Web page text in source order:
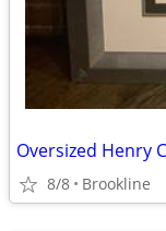
8/8 Brookline